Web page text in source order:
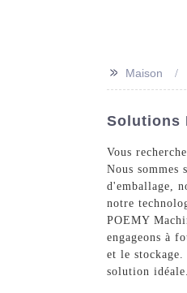
>> Maison
Solutions
Vous
Nous sommes
d'emballage,
notre
POEMY
engageons à
et le
solution